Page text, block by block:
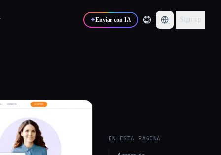
✦Enviar con IA Sign up
EN ESTA PÁGINA